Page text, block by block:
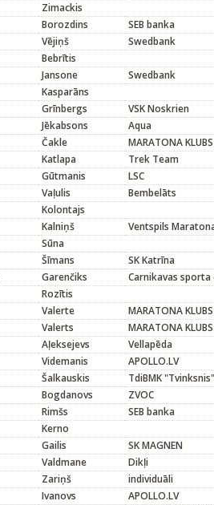
Zimackis
Borozdins
SEB banka
Vējiņš
Swedbank
Bebrītis
Jansone
Swedbank
Kasparāns
Grīnbergs
VSK Noskrien
Jēkabsons
Aqua
Čakle
MARATONA KLUBS
Katlapa
Trek Team
Gūtmanis
LSC
Vaļulis
Bembelāts
Kolontajs
Kalniņš
Ventspils
Sūna
Šīmans
SK Katrīna
Garenčiks
Carnikavas sporta
Rozītis
Valerte
MARATONA KLUBS
Valerts
MARATONA KLUBS
Aļeksejevs
Vellapēda
Videmanis
APOLLO.LV
Šalkauskis
TdiBMK "Tvinksnis"
Bogdanovs
ZVOC
Rimšs
SEB banka
Kerno
Gailis
SK MAGNEN
Valdmane
Dikļi
Zariņš
individuāli
Ivanovs
APOLLO.LV